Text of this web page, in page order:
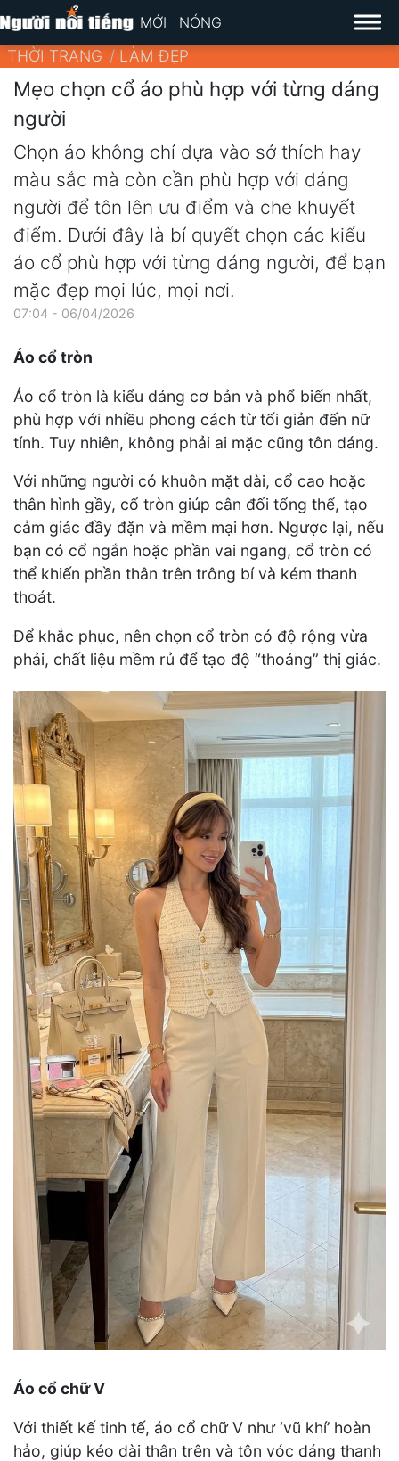
MỚI NÓNG
THỜI TRANG LÀM ĐẸP
Mẹo chọn cổ áo phù hợp với từng dáng
người
Chọn áo không chỉ dựa vào sở thích hay
màu sắc mà còn cần phù hợp với dáng
người để tôn lên ưu điểm và che khuyết
điểm. Dưới đây là bí quyết chọn các kiểu
áo cổ phù hợp với từng dáng người, để bạn
mặc đẹp mọi lúc, mọi nơi.
07:04 - 06/04/2026
Áo cổ tròn
Áo cổ tròn là kiểu dáng cơ bản và phổ biến nhất,
phù hợp với nhiều phong cách từ tối giản đến nữ
tính. Tuy nhiên, không phải ai mặc cũng tôn dáng.
Với những người có khuôn mặt dài, cổ cao hoặc
thân hình gầy, cổ tròn giúp cân đối tổng thể, tạo
cảm giác đầy đặn và mềm mại hơn. Ngược lại, nếu
bạn có cổ ngắn hoặc phần vai ngang, cổ tròn có
thể khiến phần thân trên trông bí và kém thanh
thoát.
Để khắc phục, nên chọn cổ tròn có độ rộng vừa
phải, chất liệu mềm rủ để tạo độ “thoáng” thị giác.
Áo cổ chữ V
Với thiết kế tinh tế, áo cổ chữ V như ‘vũ khí’ hoàn
hảo, giúp kéo dài thân trên và tôn vóc dáng thanh